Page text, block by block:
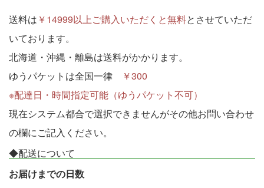
送料は ￥14999以上ご購入いただくと無料とさせていただ
いております。
北海道・沖縄・離島は送料がかかります。
ゆうパケットは全国一律
￥300
※配達日・時間指定可能（ゆうパケット不可）
現在システム都合で選択できませんがその他お問い合わせ
の欄にご記入ください。
◆配送について
お届けまでの日数